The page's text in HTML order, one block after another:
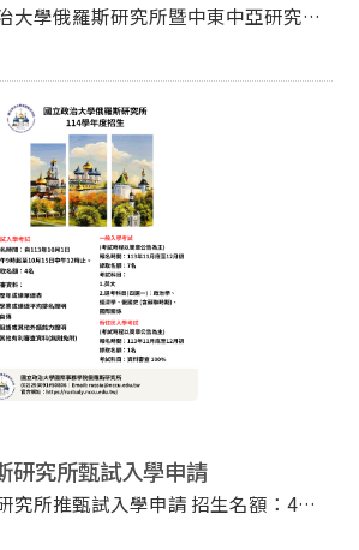
大學俄羅斯研究所暨中東中亞研究碩
10月03日 星期
研究所甄試入學申請
甄試入學申請 招生名額：4名
查(50%) (2) 面試(50%) 報名時